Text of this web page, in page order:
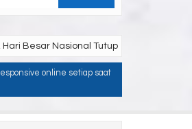
Hari Besar Nasional Tutup
online setiap saat